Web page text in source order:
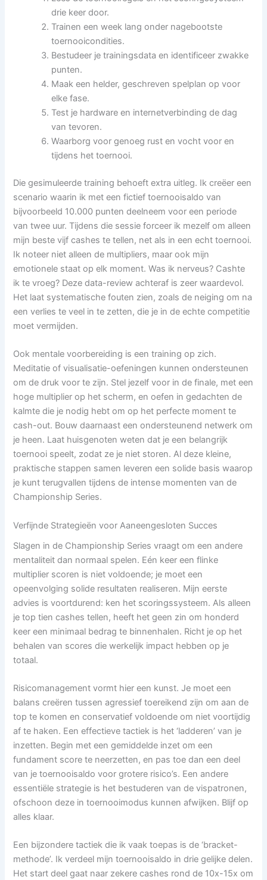
drie keer door.
Trainen een week lang onder nagebootste
toernooicondities.
Bestudeer je trainingsdata en identificeer zwakke
punten.
Maak een helder, geschreven spelplan op voor
elke fase.
Test je hardware en internetverbinding de dag
van tevoren.
Waarborg voor genoeg rust en vocht voor en
tijdens het toernooi.
Die gesimuleerde training behoeft extra uitleg. Ik creëer een
scenario waarin ik met een fictief toernooisaldo van
bijvoorbeeld 10.000 punten deelneem voor een periode
van twee uur. Tijdens die sessie forceer ik mezelf om alleen
mijn beste vijf cashes te tellen, net als in een echt toernooi.
Ik noteer niet alleen de multipliers, maar ook mijn
emotionele staat op elk moment. Was ik nerveus? Cashte
ik te vroeg? Deze data-review achteraf is zeer waardevol.
Het laat systematische fouten zien, zoals de neiging om na
een verlies te veel in te zetten, die je in de echte competitie
moet vermijden.
Ook mentale voorbereiding is een training op zich.
Meditatie of visualisatie-oefeningen kunnen ondersteunen
om de druk voor te zijn. Stel jezelf voor in de finale, met een
hoge multiplier op het scherm, en oefen in gedachten de
kalmte die je nodig hebt om op het perfecte moment te
cash-out. Bouw daarnaast een ondersteunend netwerk om
je heen. Laat huisgenoten weten dat je een belangrijk
toernooi speelt, zodat ze je niet storen. Al deze kleine,
praktische stappen samen leveren een solide basis waarop
je kunt terugvallen tijdens de intense momenten van de
Championship Series.
Verfijnde Strategieën voor Aaneengesloten Succes
Slagen in de Championship Series vraagt om een andere
mentaliteit dan normaal spelen. Eén keer een flinke
multiplier scoren is niet voldoende; je moet een
opeenvolging solide resultaten realiseren. Mijn eerste
advies is voortdurend: ken het scoringssysteem. Als alleen
je top tien cashes tellen, heeft het geen zin om honderd
keer een minimaal bedrag te binnenhalen. Richt je op het
behalen van scores die werkelijk impact hebben op je
totaal.
Risicomanagement vormt hier een kunst. Je moet een
balans creëren tussen agressief toereikend zijn om aan de
top te komen en conservatief voldoende om niet voortijdig
af te haken. Een effectieve tactiek is het ‘ladderen’ van je
inzetten. Begin met een gemiddelde inzet om een
fundament score te neerzetten, en pas toe dan een deel
van je toernooisaldo voor grotere risico’s. Een andere
essentiële strategie is het bestuderen van de vispatronen,
ofschoon deze in toernooimodus kunnen afwijken. Blijf op
alles klaar.
Een bijzondere tactiek die ik vaak toepas is de ‘bracket-
methode’. Ik verdeel mijn toernooisaldo in drie gelijke delen.
Het start deel gaat naar zekere cashes rond de 10x-15x om